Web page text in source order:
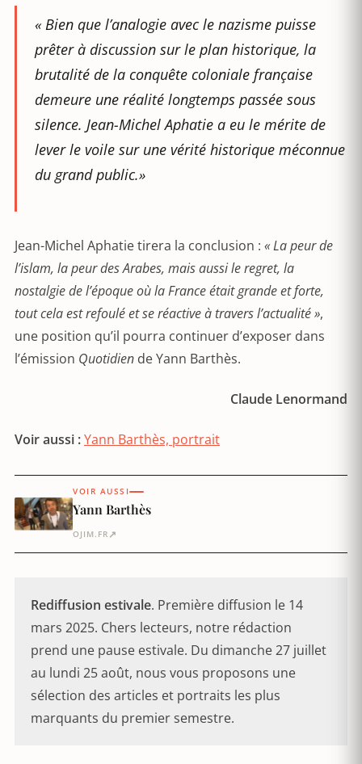
« Bien que l’analogie avec le nazisme puisse
prêter à discussion sur le plan historique, la
brutalité de la conquête coloniale française
demeure une réalité longtemps passée sous
silence. Jean-Michel Aphatie a eu le mérite de
lever le voile sur une vérité historique méconnue
du grand public.»
Jean-Michel Aphatie tirera la conclusion : « La peur de
l’islam, la peur des Arabes, mais aussi le regret, la
nostalgie de l’époque où la France était grande et forte,
tout cela est refoulé et se réactive à travers l’actualité »,
une position qu’il pourra continuer d’exposer dans
l’émission Quotidien de Yann Barthès.
Claude Lenormand
Voir aussi :Yann Barthès, portrait
VOIR AUSSI
Yann Barthès
OJIM.FR ↗
Rediffusion estivale. Première diffusion le 14
mars 2025. Chers lecteurs, notre rédaction
prend une pause estivale. Du dimanche 27 juillet
au lundi 25 août, nous vous proposons une
sélection des articles et portraits les plus
marquants du premier semestre.